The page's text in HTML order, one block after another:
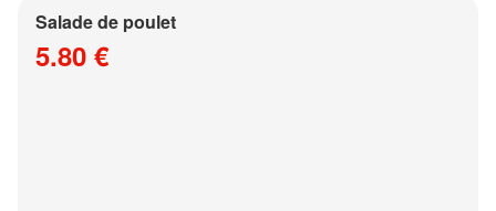
Salade de poulet
5.80 €